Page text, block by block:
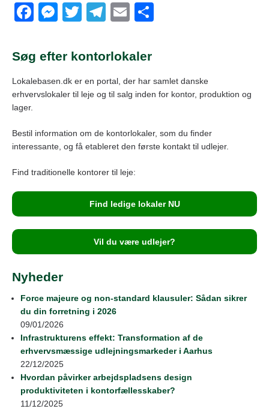
F
c
e
b
o
k
M
ss
n
er
T
tt
T
e
a
E
ail
Søg efter kontorlokaler
Lokalebasen.dk er en portal, der har samlet danske
erhvervslokaler til leje og til salg inden for kontor, produktion og
lager.
Bestil information om de kontorlokaler, som du finder
interessante, og få etableret den første kontakt til udlejer.
Find traditionelle kontorer til leje:
Find ledige lokaler NU
Vil du være udlejer?
Nyheder
Force majeure og non-standard klausuler: Sådan sikrer
du din forretning i 2026
09/01/2026
Infrastrukturens effekt: Transformation af de
erhvervsmæssige udlejningsmarkeder i Aarhus
22/12/2025
Hvordan påvirker arbejdspladsens design
produktiviteten i kontorfællesskaber?
11/12/2025